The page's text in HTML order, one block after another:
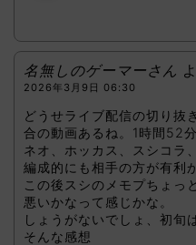
名無しのゲーマーさん
2026年3月9日 06:30
どうせライブ配信の切り抜
合の動画あるね。1時間52
ネオ、ホッカス、スシコラ
編成的にも相手の方が有利
この後スシのメモプちょっ
悪いかなって感じかな。
しょうがないでしょ、初旬
そんな感想